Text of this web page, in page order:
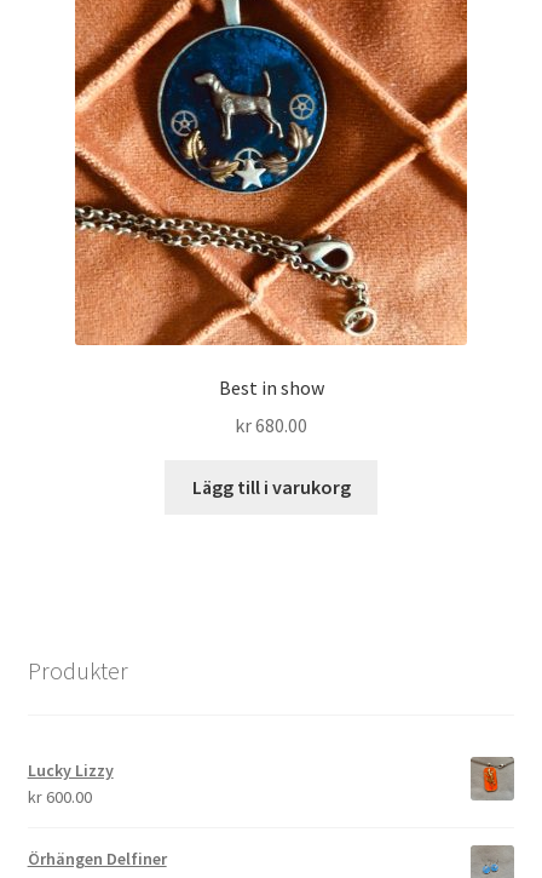
Best in show
kr680.00
Lägg till i varukorg
Produkter
Lucky Lizzy
kr600.00
Örhängen Delfiner